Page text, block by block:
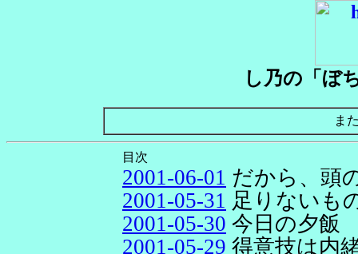
し乃の「ぼ
ま
目次
2001-06-01 だから、頭
2001-05-31 足りないも
2001-05-30 今日の夕飯
2001-05-29 得意技は内